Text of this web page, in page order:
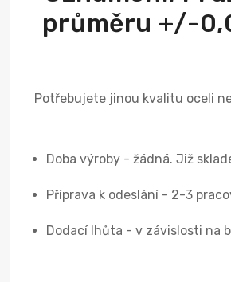
průměru +/-
Potřebujete jinou kvalitu oceli
Doba výroby - žádná. Již
Příprava k odeslání - 2-3
Dodací lhůta - v závislosti na